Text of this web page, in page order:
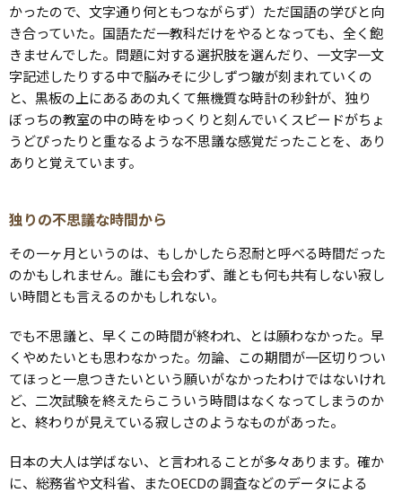
かったので、文字通り何ともつながらず）ただ国語の学びと向
き合っていた。国語ただ一教科だけをやるとなっても、全く飽
きませんでした。問題に対する選択肢を選んだり、一文字一文
字記述したりする中で脳みそに少しずつ皺が刻まれていくの
と、黒板の上にあるあの丸くて無機質な時計の秒針が、独り
ぼっちの教室の中の時をゆっくりと刻んでいくスピードがちょ
うどぴったりと重なるような不思議な感覚だったことを、あり
ありと覚えています。
独りの不思議な時間から
その一ヶ月というのは、もしかしたら忍耐と呼べる時間だった
のかもしれません。誰にも会わず、誰とも何も共有しない寂し
い時間とも言えるのかもしれない。
でも不思議と、早くこの時間が終われ、とは願わなかった。早
くやめたいとも思わなかった。勿論、この期間が一区切りつい
てほっと一息つきたいという願いがなかったわけではないけれ
ど、二次試験を終えたらこういう時間はなくなってしまうのか
と、終わりが見えている寂しさのようなものがあった。
日本の大人は学ばない、と言われることが多々あります。確か
に、総務省や文科省、またOECDの調査などのデータによる